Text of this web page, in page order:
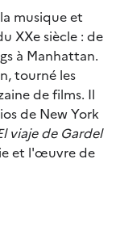
musique et
XXe siècle : de
à Manhattan.
tourné les
de films. Il
de New York
viaje de Gardel
et l'œuvre de